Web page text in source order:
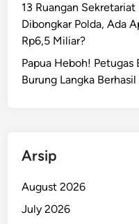
13 Ruangan Sekretariat
Dibongkar Polda, Ada
Rp6,5 Miliar?
Papua Heboh! Petugas
Burung Langka
Arsip
August 2026
July 2026